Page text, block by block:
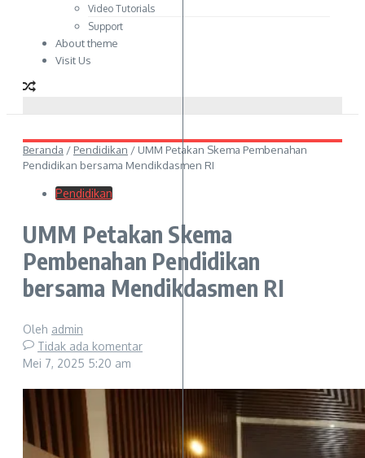
Video Tutorials
Support
About theme
Visit Us
Beranda / Pendidikan / UMM Petakan Skema Pembenahan
Pendidikan bersama Mendikdasmen RI
Pendidikan
UMM Petakan Skema
Pembenahan Pendidikan
bersama Mendikdasmen RI
Oleh admin
Tidak ada komentar
Mei 7, 2025 5:20 am